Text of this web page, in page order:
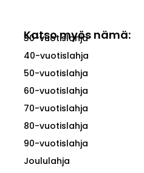
Katso myös nämä:
30-vuotislahja
40-vuotislahja
50-vuotislahja
60-vuotislahja
70-vuotislahja
80-vuotislahja
90-vuotislahja
Joululahja